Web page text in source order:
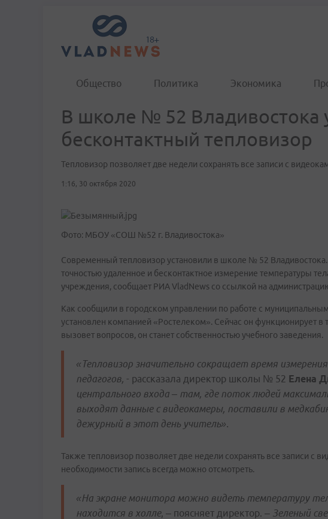
Общество Политика Экономика
В школе № 52 Владивостока
бесконтактный тепловизор
Тепловизор позволяет две недели сохранять все записи с
1:16, 30 октября 2020
Фото: МБОУ «СОШ №52 г. Владивостока»
Современный тепловизор установили в школе № 52
точностью удаленное и бесконтактное измерение температуры
учреждения, сообщает РИА VladNews со ссылкой на
Как сообщили в городском управлении по работе с
установлен компанией «Ростелеком». Сейчас он функционирует в
вызовет вопросов, он станет собственностью учебного заведения.
«Тепловизор значительно сокращает время
педагогов, - рассказала директор школы № 52 Елена
центрального входа – там, где поток людей
выходят данные с видеокамеры, поставили в
дежурный в этот день учитель».
Также тепловизор позволяет две недели сохранять все записи с
необходимости запись всегда можно отсмотреть.
«На экране монитора можно видеть температуру
находится в холле, – поясняет директор. – Зеленый